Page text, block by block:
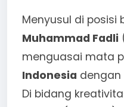
Menyusul di posisi
Muhammad Fadli
menguasai mata
Indonesia dengan
Di bidang